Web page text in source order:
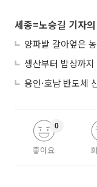
세종=노승길 기자
양파밭 갈아엎은
좋아요
0